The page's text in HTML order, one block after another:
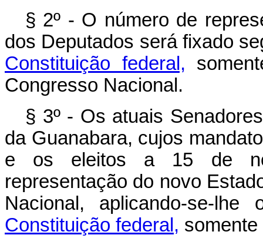
§ 2º - O número de
dos Deputados será fixado
Constituição federal,
Congresso Nacional.
§ 3º - Os atuais
da Guanabara, cujos
e os eleitos a 15 de
representação do novo
Nacional, aplicando-se-
Constituição federal,